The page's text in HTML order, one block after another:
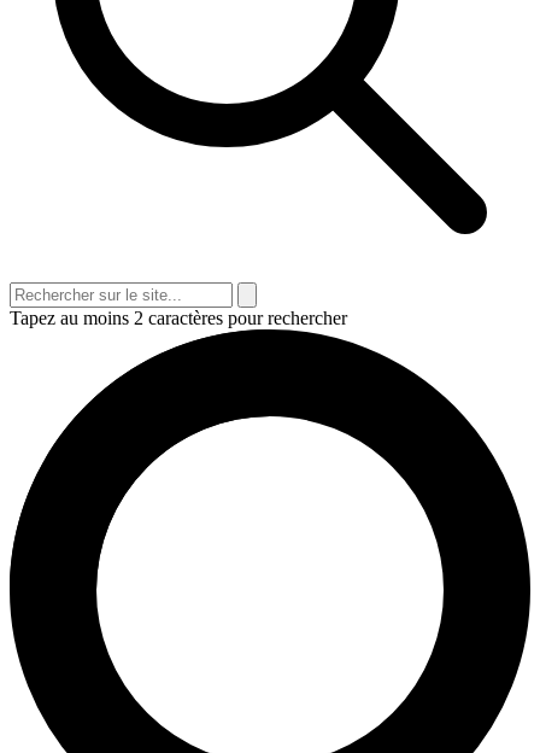
Tapez au moins 2 caractères pour rechercher